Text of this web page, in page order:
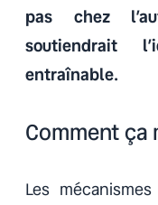
pas chez
soutiendrait
entraînable.
Comment ça
Les